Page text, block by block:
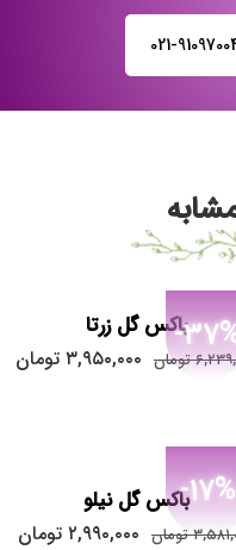
-
باکس گل زرتا
تومان ۳,۹۵۰,۰۰۰ تومان
-17%باکس گل نیلو
تومان ۲,۹۹۰,۰۰۰ تومان